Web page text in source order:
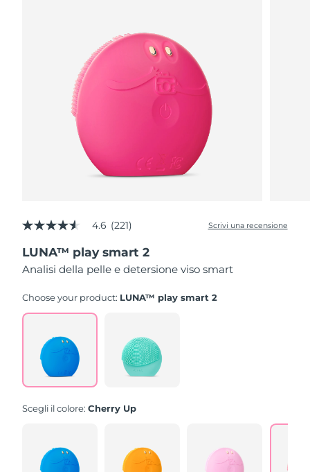
4.6
su
5
,
di
medio.
Reviews.
Stesso
alla
4.6 (221) Scrivi una recensione
LUNA™ play smart 2
Analisi della pelle e detersione viso smart
Choose your product: LUNA™ play smart 2
Scegli il colore:Cherry Up